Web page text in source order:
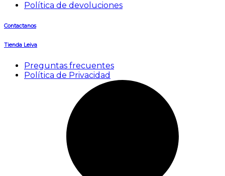
Política de devoluciones
Contactanos
Tienda Leiva
Preguntas frecuentes
Política de Privacidad